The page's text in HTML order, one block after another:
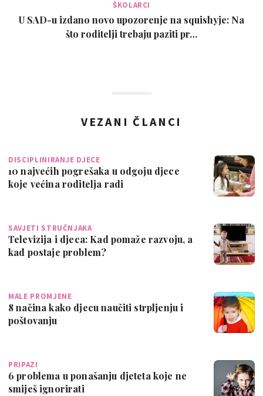
ŠKOLARCI
U SAD-u izdano novo upozorenje na squishyje: Na
što roditelji trebaju paziti pr…
VEZANI ČLANCI
DISCIPLINIRANJE DJECE
10 najvećih pogrešaka u odgoju djece
koje većina roditelja radi
SAVJETI STRUČNJAKA
Televizija i djeca: Kad pomaže razvoju, a
kad postaje problem?
MALE PROMJENE
8 načina kako djecu naučiti strpljenju i
poštovanju
PRIPAZI
6 problema u ponašanju djeteta koje ne
smiješ ignorirati